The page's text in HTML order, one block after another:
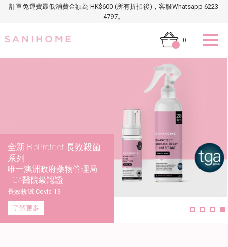
訂單免運費最低消費金額為 HK$600 (所有折扣後)，客服Whatsapp 6223
4797。
0
全球專業醫療品牌合作
研發自家消毒防護產品
生態科研守護家庭健康
了解更多
同心抗疫優惠套裝
瑞士進口
有效殺滅 COVID-19
了解更多
SaniPoint 現正隆重登場
買滿每 $500 送您 50
SaniPoint
換取SaniHome 禮品或現金折扣
了解更多
全新 BioProtect 長效殺菌
系列
唯一澳洲政府藥物管理局
TGA醫院級認證
長效殺滅 Covid-19
了解更多